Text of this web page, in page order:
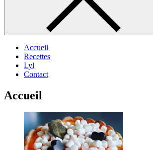
Accueil
Recettes
Lyl
Contact
Accueil